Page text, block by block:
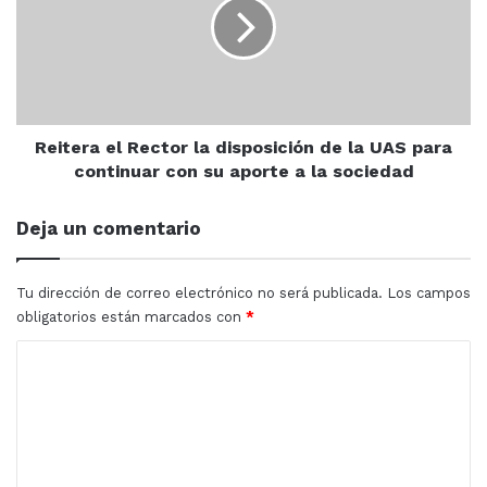
Alcalde Luis Guillermo Benítez Torres, a través del
Instituto Municipal del Deporte Mazatlán, se entregaron
colonias Ejidal, Valle de Urías, Montuosa, Labastida
Ochoa, Ampliación Flores Magón, Nuevo Cajeme y Casa
Redonda.
para
continuar
a
la
Reitera el Rector la disposición de la UAS para
continuar con su aporte a la sociedad
Deja un comentario
Tu dirección de correo electrónico no será publicada. Los campos
obligatorios están marcados con *